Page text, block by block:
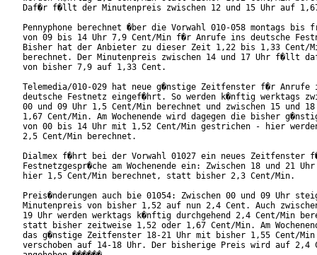
Daf�r f�llt der Minutenpreis zwischen 12 und 15 Uhr auf
Pennyphone berechnet �ber die Vorwahl 010-058 montags bis
von 09 bis 14 Uhr 7,9 Cent/Min f�r Anrufe ins deutsche
Bisher hat der Anbieter zu dieser Zeit 1,22 bis 1,33 Cent/
berechnet. Der Minutenpreis zwischen 14 und 17 Uhr f�llt
von bisher 7,9 auf 1,33 Cent.
Telemedia/010-029 hat neue g�nstige Zeitfenster f�r Anrufe
deutsche Festnetz eingef�hrt. So werden k�nftig werktags
00 und 09 Uhr 1,5 Cent/Min berechnet und zwischen 15 und
1,67 Cent/Min. Am Wochenende wird dagegen die bisher
von 00 bis 14 Uhr mit 1,52 Cent/Min gestrichen - hier
2,5 Cent/Min berechnet.
Dialmex f�hrt bei der Vorwahl 01027 ein neues Zeitfenster
Festnetzgespr�che am Wochenende ein: Zwischen 18 und 21 Uhr
hier 1,5 Cent/Min berechnet, statt bisher 2,3 Cent/Min.
Preis�nderungen auch bie 01054: Zwischen 00 und 09 Uhr
Minutenpreis von bisher 1,52 auf nun 2,4 Cent. Auch
19 Uhr werden werktags k�nftig durchgehend 2,4 Cent/Min
statt bisher zeitweise 1,52 oder 1,67 Cent/Min. Am
das g�nstige Zeitfenster 18-21 Uhr mit bisher 1,55 Cent/Min
verschoben auf 14-18 Uhr. Der bisherige Preis wird auf 2,4